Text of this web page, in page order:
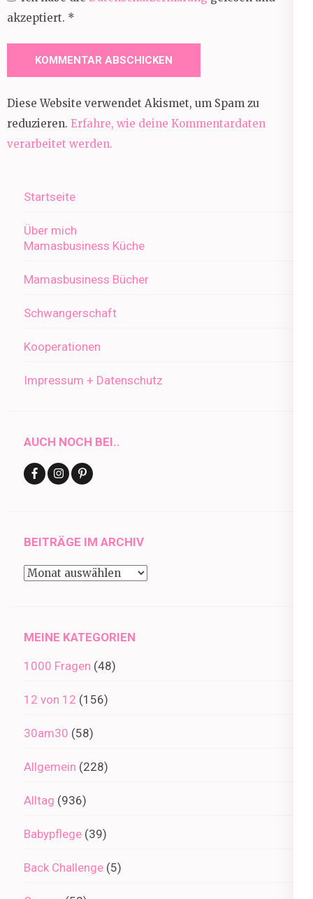
akzeptiert. *
Diese Website verwendet Akismet, um Spam zu
reduzieren. Erfahre, wie deine Kommentardaten
verarbeitet werden.
Startseite
Über mich
Mamasbusiness Küche
Mamasbusiness Bücher
Schwangerschaft
Kooperationen
Impressum + Datenschutz
AUCH NOCH BEI..
BEITRÄGE IM ARCHIV
Beiträge
MEINE KATEGORIEN
1000 Fragen (48)
12 von 12 (156)
30am30 (58)
Allgemein (228)
Alltag (936)
Babypflege (39)
Back Challenge (5)